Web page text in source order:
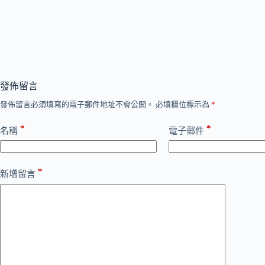
發佈留言
發佈留言必須填寫的電子郵件地址不會公開。 必填欄位標示為 *
名稱 * 電子郵件 *
新增留言 *